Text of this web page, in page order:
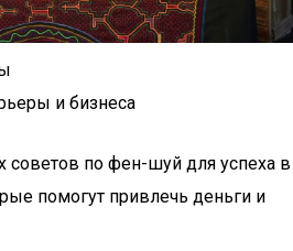
и бизнеса
советов по фен-шуй для успеха в
помогут привлечь деньги и